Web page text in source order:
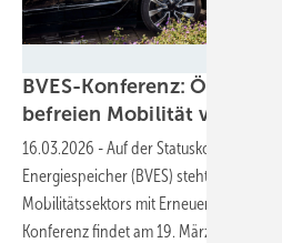
BVES-Konferenz:
befreien Mobilität von den
16.03.2026 -Auf der Statuskonferenz
Energiespeicher (BVES) steht die
Mobilitätssektors mit Erneuerbaren und
Konferenz findet am 19. März 2026 in